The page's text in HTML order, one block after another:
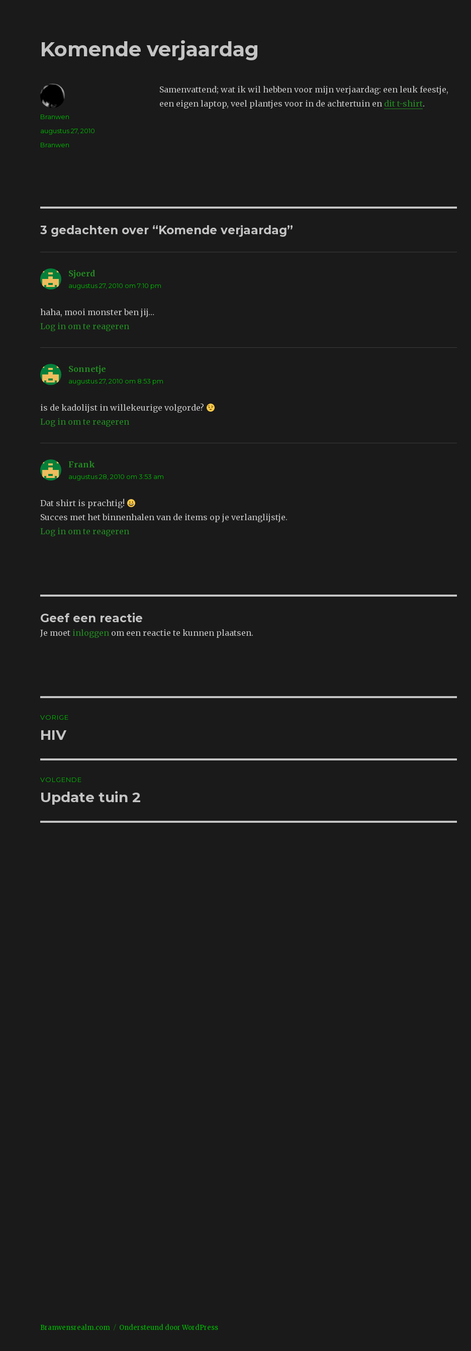
Komende verjaardag
Samenvattend; wat ik wil hebben voor mijn verjaardag: een leuk feestje,
een eigen laptop, veel plantjes voor in de achtertuin en dit t-shirt.
Auteur
Branwen
Geplaatst
augustus 27, 2010
Tags
Branwen
3 gedachten over “Komende verjaardag”
Sjoerd
augustus 27, 2010 om 7:10 pm
haha, mooi monster ben jij…
Log in om te reageren
Sonnetje
augustus 27, 2010 om 8:53 pm
is de kadolijst in willekeurige volgorde?
Log in om te reageren
Frank
augustus 28, 2010 om 3:53 am
Dat shirt is prachtig!
Succes met het binnenhalen van de items op je verlanglijstje.
Log in om te reageren
Geef een reactie
Je moet inloggen om een reactie te kunnen plaatsen.
navigatie
VORIGE
Vorig
HIV
VOLGENDE
Volgend
Update tuin 2
Branwensrealm.com Ondersteund door WordPress